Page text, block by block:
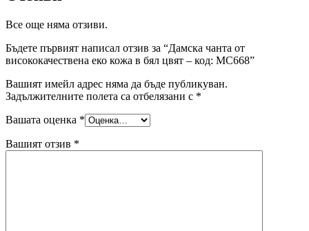
Все още няма отзиви.
Бъдете първият написал отзив за “Дамска чанта от
висококачествена еко кожа в бял цвят – код: MC668”
Вашият имейл адрес няма да бъде публикуван.
Задължителните полета са отбелязани с *
Вашата оценка *
Вашият отзив *